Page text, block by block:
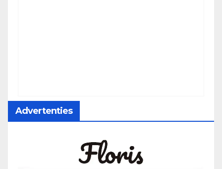
Advertenties